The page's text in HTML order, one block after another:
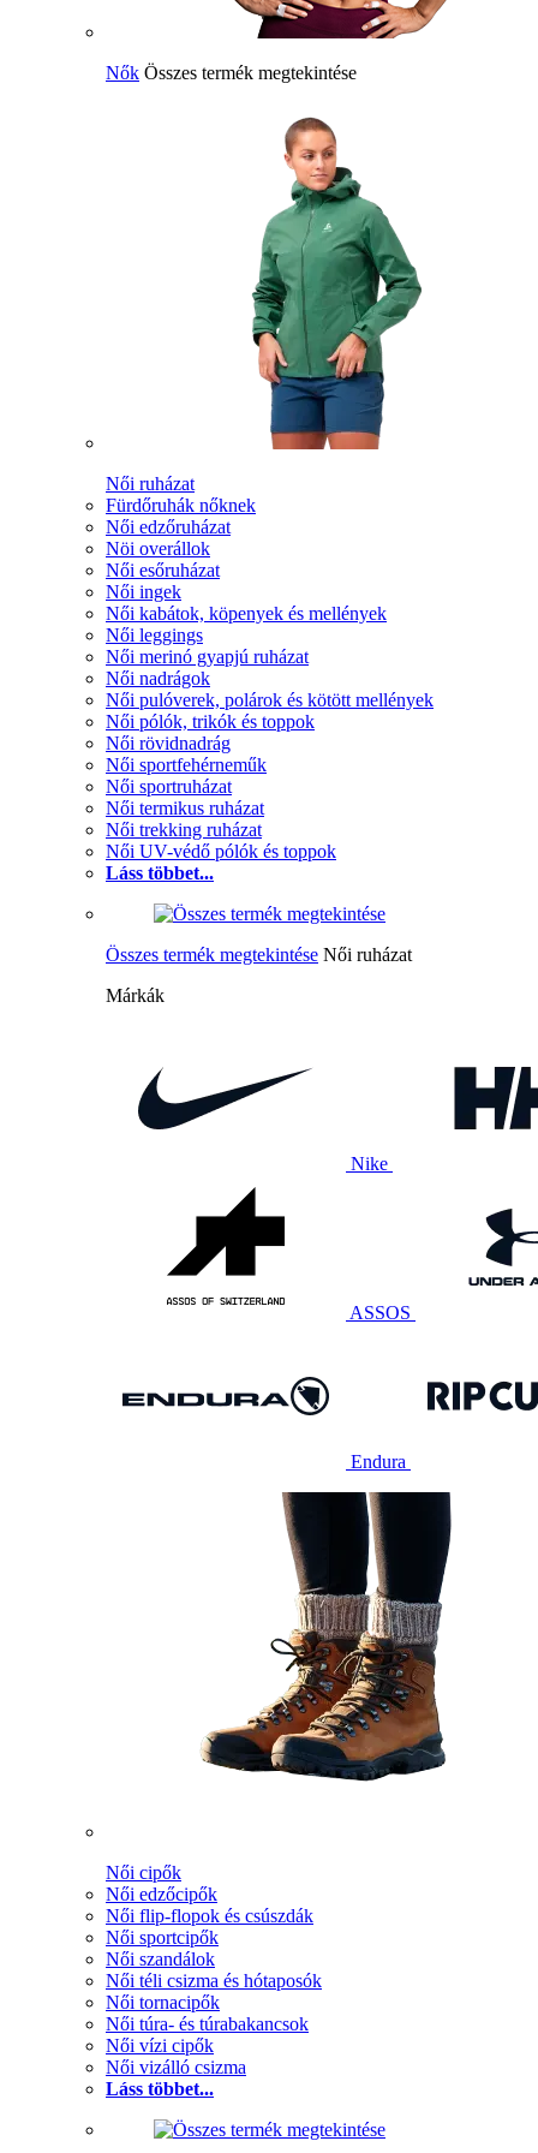
Nők Összes termék megtekintése
Női ruházat
Fürdőruhák nőknek
Női edzőruházat
Nöi overállok
Női esőruházat
Női ingek
Női kabátok, köpenyek és mellények
Női leggings
Női merinó gyapjú ruházat
Női nadrágok
Női pulóverek, polárok és kötött mellények
Női pólók, trikók és toppok
Női rövidnadrág
Női sportfehérneműk
Női sportruházat
Női termikus ruházat
Női trekking ruházat
Női UV-védő pólók és toppok
Láss többet...
Összes termék megtekintése Női ruházat
Márkák
Nike
ASSOS
Endura
Női cipők
Női edzőcipők
Női flip-flopok és csúszdák
Női sportcipők
Női szandálok
Női téli csizma és hótaposók
Női tornacipők
Női túra- és túrabakancsok
Női vízi cipők
Női vizálló csizma
Láss többet...